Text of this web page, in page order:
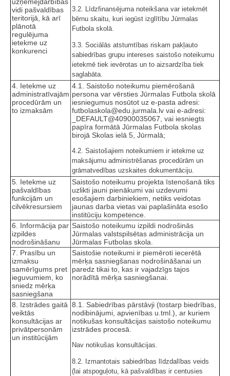
uzņēmējdarbības
vidi pašvaldības
teritorijā, kā arī
plānotā
regulējuma
ietekme uz
konkurenci
3.2. Līdzfinansējuma noteikšana var ietekmēt
bērnu skaitu, kuri iegūst izglītību Jūrmalas
Futbola skolā.
3.3. Sociālās atstumtības riskam pakļauto
sabiedrības grupu intereses saistošo noteikumu
ietekmē tiek ievērotas un to aizsardzība tiek
saglabāta.
4. Ietekme uz
administratīvajām
procedūrām un
to izmaksām
4.1. Saistošo noteikumu piemērošanā
persona var vērsties Jūrmalas Futbola skolā
iesniegumus nosūtot uz e-pasta adresi:
futbolaskola@edu.jurmala.lv vai e-adresi:
_DEFAULT@40900035067, vai iesniegts
papīra formātā Jūrmalas Futbola skolas
birojā Skolas ielā 5, Jūrmalā;
4.2. Saistošajiem noteikumiem ir ietekme uz
maksājumu administrēšanas procedūrām un
grāmatvedības uzskaites dokumentāciju.
5. Ietekme uz
pašvaldības
funkcijām un
cilvēkresursiem
Saistošo noteikumu projekta īstenošanā tiks
uzlikti jauni pienākumi vai uzdevumi
esošajiem darbiniekiem, netiks veidotas
jaunas darba vietas vai paplašināta esošo
institūciju kompetence.
6. Informācija par
izpildes
nodrošināšanu
Saistošo noteikumu izpildi nodrošinās
Jūrmalas valstspilsētas administrācija un
Jūrmalas Futbolas skola.
7. Prasību un
izmaksu
samērīgums pret
ieguvumiem, ko
sniedz mērķa
sasniegšana
Saistošie noteikumi ir piemēroti iecerētā
mērķa sasniegšanas nodrošināšanai un
paredz tikai to, kas ir vajadzīgs tajos
norādītā mērķa sasniegšanai.
8. Izstrādes gaitā
veiktās
konsultācijas ar
privātpersonām
un institūcijām
8.1. Sabiedrības pārstāvji (tostarp biedrības,
nodibinājumi, apvienības u.tml.), ar kuriem
notikušas konsultācijas saistošo noteikumu
izstrādes procesā.
Nav notikušas konsultācijas.
8.2. Izmantotais sabiedrības līdzdalības veids
(lai atspoguļotu, kā pašvaldības ir centusies